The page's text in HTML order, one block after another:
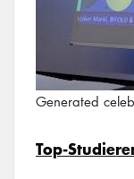
Generated
Top-